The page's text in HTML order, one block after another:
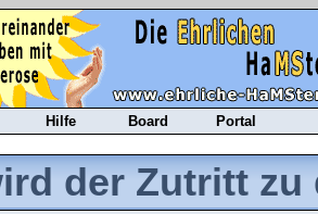
Hilfe Board Portal
der Zutritt